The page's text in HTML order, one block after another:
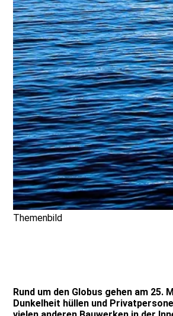
Themenbild
Rund um den Globus gehen am
Dunkelheit hüllen und